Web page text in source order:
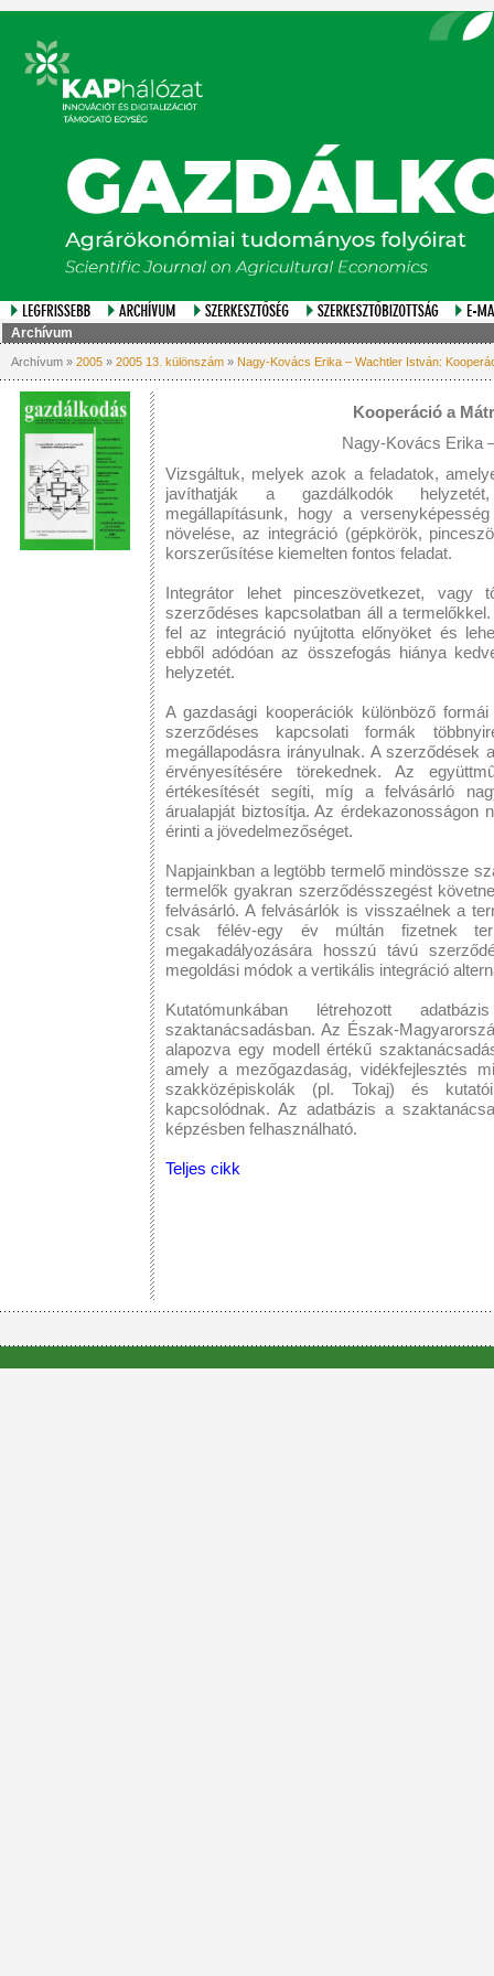
Archívum
Archívum » 2005 » 2005 13. különszám » Nagy-Kovács Erika – Wachtler István:
Kooperáció a
Nagy-Kovács Erika
Vizsgáltuk, melyek azok a feladatok,
javíthatják a gazdálkodók helyzetét,
megállapításunk, hogy a
növelése, az integráció (gépkörök,
korszerűsítése kiemelten fontos feladat.
Integrátor lehet pinceszövetkezet, vagy
szerződéses kapcsolatban áll a
fel az integráció nyújtotta előnyöket és
ebből adódóan az összefogás hiánya
helyzetét.
A gazdasági kooperációk különböző
szerződéses kapcsolati formák
megállapodásra irányulnak. A
érvényesítésére törekednek. Az
értékesítését segíti, míg a felvásárló
árualapját biztosítja. Az érdekazonosságon
érinti a jövedelmezőséget.
Napjainkban a legtöbb termelő mindössze
termelők gyakran szerződésszegést
felvásárló. A felvásárlók is visszaélnek a
csak félév-egy év múltán fizetnek
megakadályozására hosszú távú
megoldási módok a vertikális integráció
Kutatómunkában létrehozott
szaktanácsadásban. Az Észak-
alapozva egy modell értékű
amely a mezőgazdaság, vidékfejlesztés
szakközépiskolák (pl. Tokaj) és
kapcsolódnak. Az adatbázis a
képzésben felhasználható.
Teljes cikk